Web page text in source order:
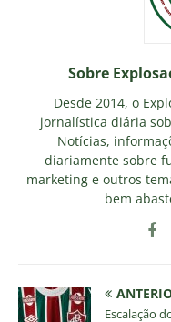
Sobre
Desde 2014, o
jornalística diária
Notícias,
diariamente sobre
marketing e outros
bem
Escalação